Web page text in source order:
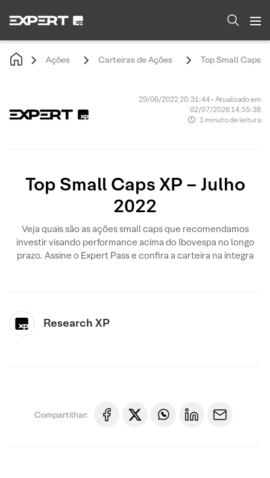
Ações Carteiras de Ações Top Small Caps
29/06/2022 20:31:44 • Atualizado em
02/07/2026 14:55:38
1 minuto de leitura
Top Small Caps XP – Julho
2022
Veja quais são as ações small caps que recomendamos
investir visando performance acima do Ibovespa no longo
prazo. Assine o Expert Pass e confira a carteira na íntegra
Research XP
Compartilhar: